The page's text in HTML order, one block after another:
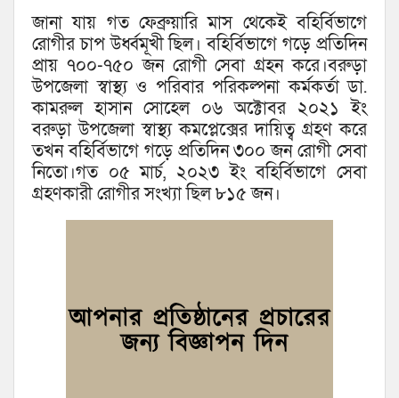
জানা যায় গত ফেব্রুয়ারি মাস থেকেই বহির্বিভাগে
রোগীর চাপ উর্ধ্বমূখী ছিল। বহির্বিভাগে গড়ে প্রতিদিন
প্রায় ৭০০-৭৫০ জন রোগী সেবা গ্রহন করে।বরুড়া
উপজেলা স্বাস্থ্য ও পরিবার পরিকল্পনা কর্মকর্তা ডা.
কামরুল হাসান সোহেল ০৬ অক্টোবর ২০২১ ইং
বরুড়া উপজেলা স্বাস্থ্য কমপ্লেক্সের দায়িত্ব গ্রহণ করে
তখন বহির্বিভাগে গড়ে প্রতিদিন ৩০০ জন রোগী সেবা
নিতো।গত ০৫ মার্চ, ২০২৩ ইং বহির্বিভাগে সেবা
গ্রহণকারী রোগীর সংখ্যা ছিল ৮১৫ জন।